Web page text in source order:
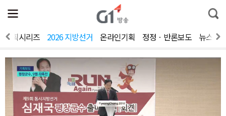
전
체
뉴
열
통
합
색
기획시리즈 2026 지방선거 온라인기획 정정ㆍ반론보도 뉴스제